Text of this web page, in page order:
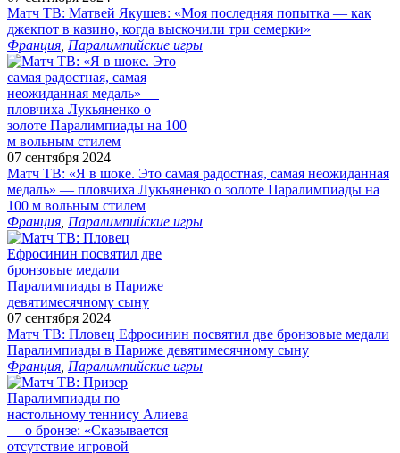
Матч ТВ: Матвей Якушев: «Моя последняя попытка — как
джекпот в казино, когда выскочили три семерки»
Франция Паралимпийские игры
07 сентября 2024
Матч ТВ: «Я в шоке. Это самая радостная, самая неожиданная
медаль» — пловчиха Лукьяненко о золоте Паралимпиады на
100 м вольным стилем
Франция Паралимпийские игры
07 сентября 2024
Матч ТВ: Пловец Ефросинин посвятил две бронзовые медали
Паралимпиады в Париже девятимесячному сыну
Франция Паралимпийские игры